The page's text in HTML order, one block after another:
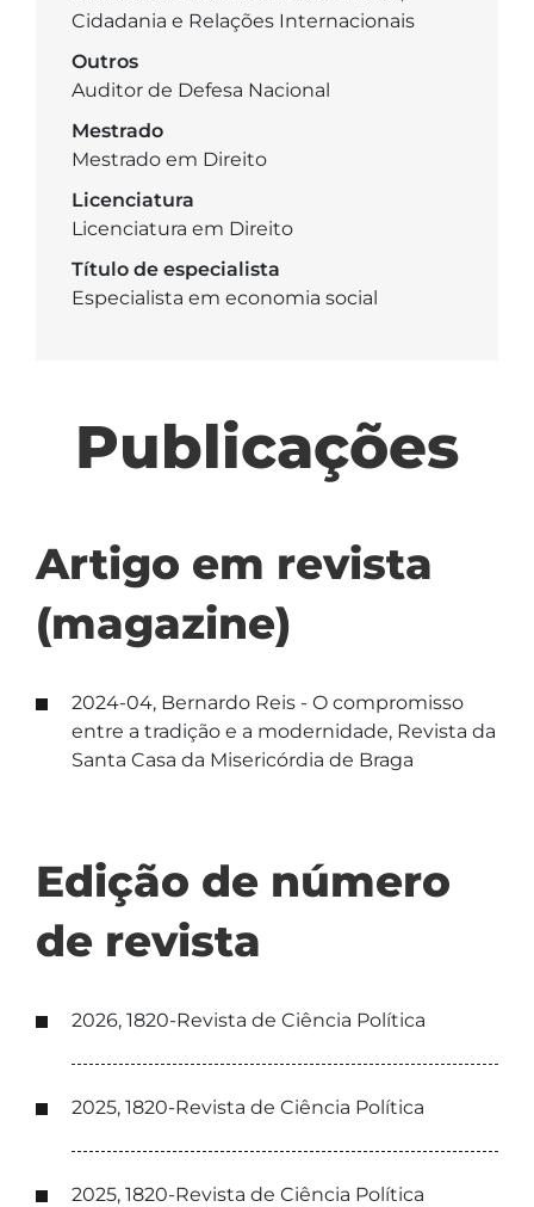
Cidadania e Relações Internacionais
Outros
Auditor de Defesa Nacional
Mestrado
Mestrado em Direito
Licenciatura
Licenciatura em Direito
Título de especialista
Especialista em economia social
Publicações
Artigo em revista
(magazine)
2024-04, Bernardo Reis - O compromisso
entre a tradição e a modernidade, Revista da
Santa Casa da Misericórdia de Braga
Edição de número
de revista
2026, 1820-Revista de Ciência Política
2025, 1820-Revista de Ciência Política
2025, 1820-Revista de Ciência Política